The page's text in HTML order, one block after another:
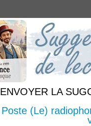
ENVOYER LA
Poste (Le)